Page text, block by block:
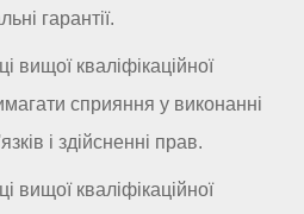
гарантії.
вищої кваліфікаційної
сприяння у виконанні
і здійсненні прав.
вищої кваліфікаційної